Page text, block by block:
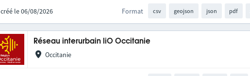
créé le 06/08/2026 Format csv geojson json pdf
Réseau interurbain liO Occitanie
Occitanie